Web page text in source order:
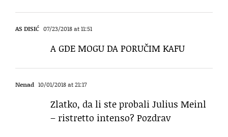
AS DISIĆ 07/23/2018 at 11:51
A GDE MOGU DA PORUČIM KAFU
Nenad 10/01/2018 at 21:17
Zlatko, da li ste probali Julius Meinl
– ristretto intenso? Pozdrav